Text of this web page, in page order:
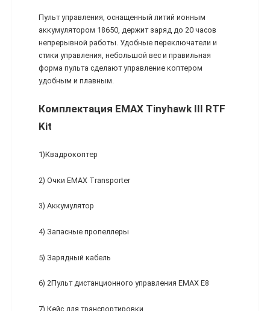
Пульт управления, оснащенный литий ионным
аккумулятором 18650, держит заряд до 20 часов
непрерывной работы. Удобные переключатели и
стики управления, небольшой вес и правильная
форма пульта сделают управление коптером
удобным и плавным.
Комплектация EMAX Tinyhawk III RTF
Kit
1)Квадрокоптер
2) Очки EMAX Transporter
3) Аккумулятор
4) Запасные пропеллеры
5) Зарядный кабель
6) 2Пульт дистанционного управления EMAX E8
7) Кейс для транспортировки